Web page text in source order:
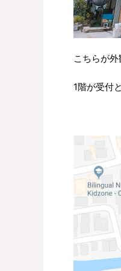
こちらが外
1階が受付